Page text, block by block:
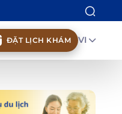
ĐẶT LỊCH KHÁM VI